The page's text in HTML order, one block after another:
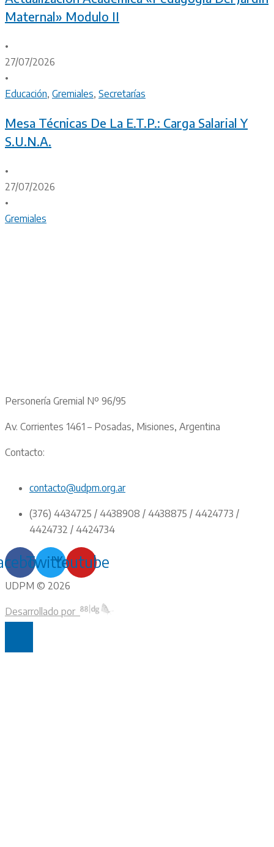
Maternal» Modulo II
•
27/07/2026
•
Educación, Gremiales, Secretarías
Mesa Técnicas De La E.T.P.: Carga Salarial Y
S.U.N.A.
•
27/07/2026
•
Gremiales
Personería Gremial Nº 96/95
Av. Corrientes 1461 – Posadas, Misiones, Argentina
Contacto:
contacto@udpm.org.ar
(376) 4434725 / 4438908 / 4438875 / 4424773 /
4424732 / 4424734
TwitterYoutube
UDPM © 2026
Desarrollado por